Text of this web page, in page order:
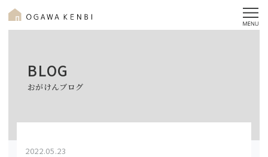
BLOG
おがけんブログ
2022.05.23